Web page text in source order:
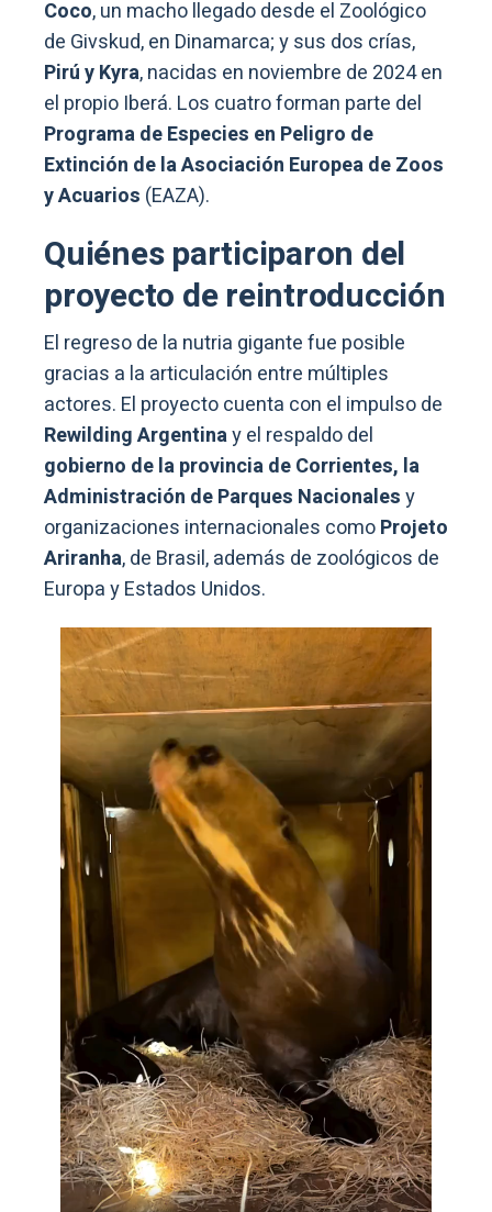
Coco, un macho llegado desde el Zoológico
de Givskud, en Dinamarca; y sus dos crías,
Pirú y Kyra, nacidas en noviembre de 2024 en
el propio Iberá. Los cuatro forman parte del
Programa de Especies en Peligro de
Extinción de la Asociación Europea de Zoos
y Acuarios (EAZA).
Quiénes participaron del
proyecto de reintroducción
El regreso de la nutria gigante fue posible
gracias a la articulación entre múltiples
actores. El proyecto cuenta con el impulso de
Rewilding Argentinay el respaldo del
gobierno de la provincia de Corrientes, la
Administración de Parques Nacionalesy
organizaciones internacionales comoProjeto
Ariranha, de Brasil, además de zoológicos de
Europa y Estados Unidos.